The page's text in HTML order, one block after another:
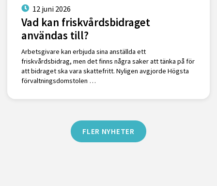
12 juni 2026
Vad kan friskvårdsbidraget
användas till?
Arbetsgivare kan erbjuda sina anställda ett
friskvårdsbidrag, men det finns några saker att tänka på för
att bidraget ska vara skattefritt. Nyligen avgjorde Högsta
förvaltningsdomstolen …
FLER NYHETER